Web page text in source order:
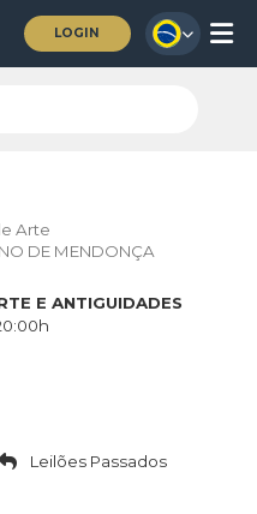
LOGIN
Arte
DE MENDONÇA
E ANTIGUIDADES
Leilões Passados